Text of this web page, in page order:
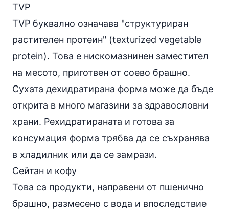
TVP
TVP буквално означава "структуриран
растителен протеин" (texturized vegetable
protein). Това е нискомазнинен заместител
на месото, приготвен от соево брашно.
Сухата дехидратирана форма може да бъде
открита в много магазини за здравословни
храни. Рехидратираната и готова за
консумация форма трябва да се съхранява
в хладилник или да се замрази.
Сейтан и кофу
Това са продукти, направени от пшенично
брашно, размесено с вода и впоследствие